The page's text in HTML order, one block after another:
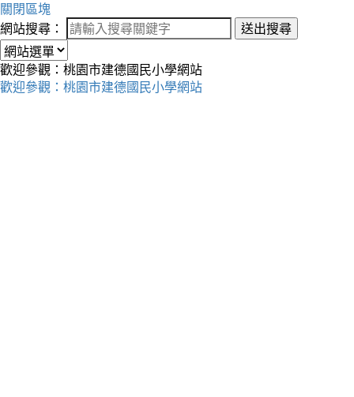
關閉區塊
網站搜尋：
送出搜尋
歡迎參觀：桃園市建德國民小學網站
歡迎參觀：桃園市建德國民小學網站